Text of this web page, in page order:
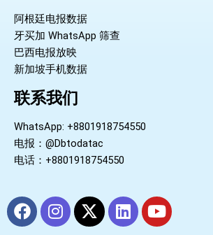
阿根廷电报数据
牙买加 WhatsApp 筛查
巴西电报放映
新加坡手机数据
联系我们
WhatsApp: +8801918754550
电报：@Dbtodatac
电话：+8801918754550
F
a
I
n
X
-
L
i
Y
o